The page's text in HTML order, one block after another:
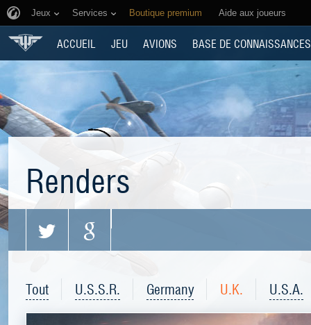
Jeux Services Boutique premium Aide aux joueurs
ACCUEIL JEU AVIONS BASE DE CONNAISSANCES
Renders
Tout U.S.S.R. Germany U.K. U.S.A.